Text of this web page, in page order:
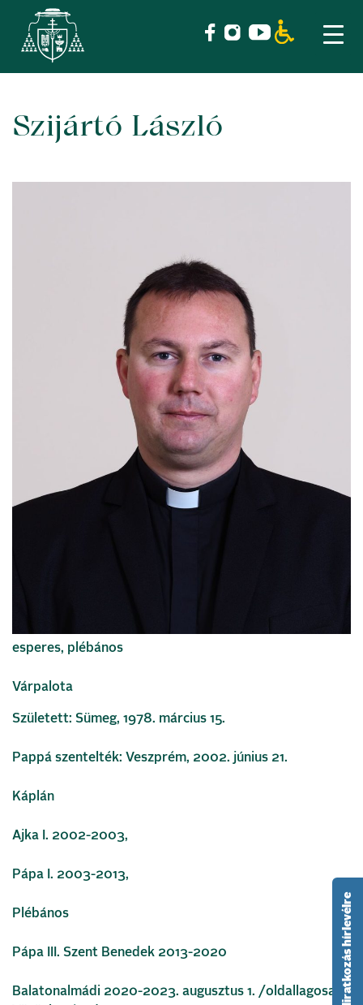
SkipSzijártó László
esperes, plébános
Várpalota
Született: Sümeg, 1978. március 15.
Pappá szentelték: Veszprém, 2002. június 21.
Káplán
Ajka I. 2002-2003,
Pápa I. 2003-2013,
Plébános
Pápa III. Szent Benedek 2013-2020
Balatonalmádi 2020-2023. augusztus 1. /oldallagosan:feliratkozás hírlevélre